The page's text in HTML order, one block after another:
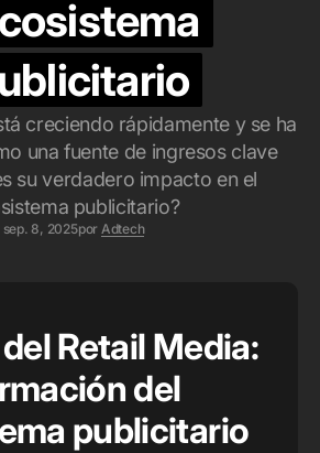
creciendo rápidamente y se ha
una fuente de ingresos clave
su verdadero impacto en el
publicitario?
sep. 8, 2025por Adtech
Retail Media:
del
publicitario